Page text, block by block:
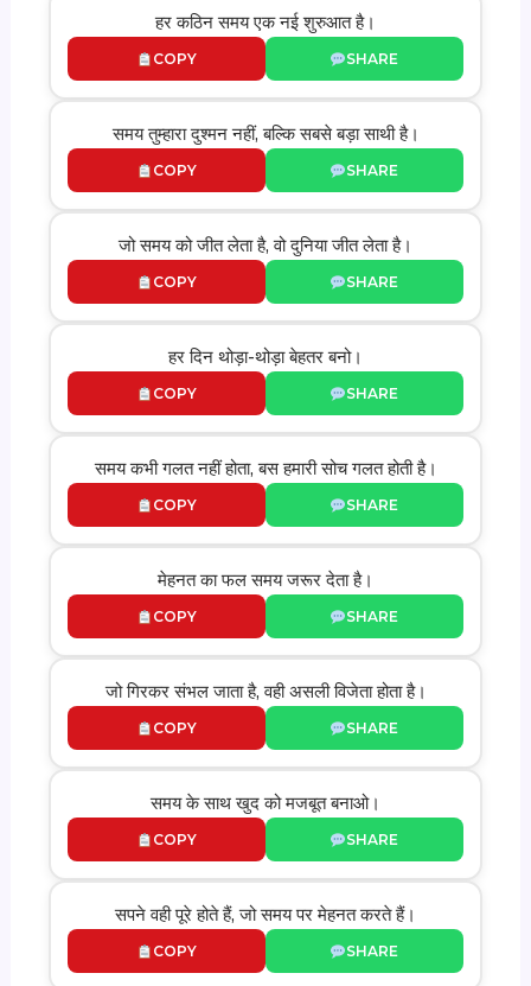
हर कठिन समय एक नई शुरुआत है।
COPY SHARE
समय तुम्हारा दुश्मन नहीं, बल्कि सबसे बड़ा साथी है।
COPY SHARE
जो समय को जीत लेता है, वो दुनिया जीत लेता है।
COPY SHARE
हर दिन थोड़ा-थोड़ा बेहतर बनो।
COPY SHARE
समय कभी गलत नहीं होता, बस हमारी सोच गलत होती है।
COPY SHARE
मेहनत का फल समय जरूर देता है।
COPY SHARE
जो गिरकर संभल जाता है, वही असली विजेता होता है।
COPY SHARE
समय के साथ खुद को मजबूत बनाओ।
COPY SHARE
सपने वही पूरे होते हैं, जो समय पर मेहनत करते हैं।
COPY SHARE